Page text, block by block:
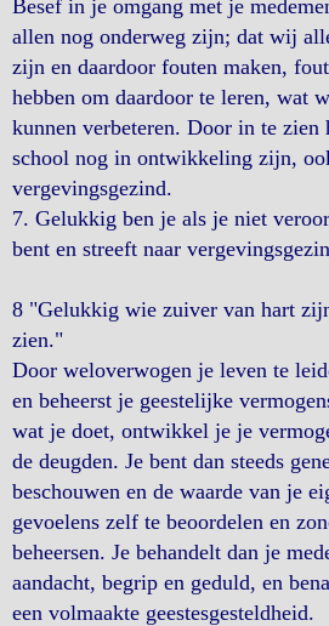
Besef in je omgang met je
allen nog onderweg zijn; dat wij
zijn en daardoor fouten maken,
hebben om daardoor te leren, wat
kunnen verbeteren. Door in te
school nog in ontwikkeling zijn,
vergevingsgezind.
7. Gelukkig ben je als je niet
bent en streeft naar
8 "Gelukkig wie zuiver van hart
zien."
Door weloverwogen je leven te
en beheerst je geestelijke
wat je doet, ontwikkel je je
de deugden. Je bent dan steeds
beschouwen en de waarde van je
gevoelens zelf te beoordelen en
beheersen. Je behandelt dan je
aandacht, begrip en geduld, en
een volmaakte geestesgesteldheid.